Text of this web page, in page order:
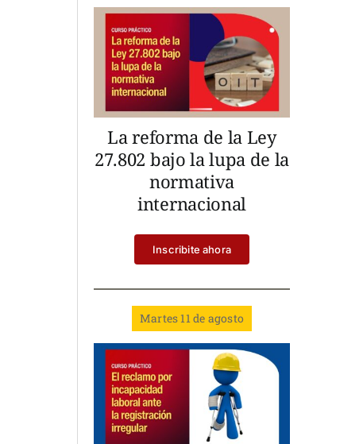
La reforma de la Ley
27.802 bajo la lupa de la
normativa
internacional
Inscribite ahora
Martes 11 de agosto